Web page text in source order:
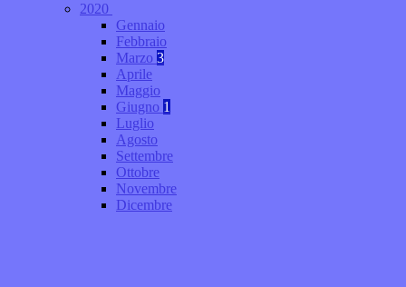
2020
Gennaio
Febbraio
Marzo 3
Aprile
Maggio
Giugno 1
Luglio
Agosto
Settembre
Ottobre
Novembre
Dicembre